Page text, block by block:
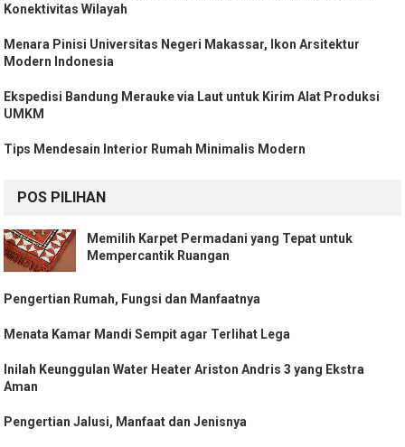
Konektivitas Wilayah
Menara Pinisi Universitas Negeri Makassar, Ikon Arsitektur
Modern Indonesia
Ekspedisi Bandung Merauke via Laut untuk Kirim Alat Produksi
UMKM
Tips Mendesain Interior Rumah Minimalis Modern
POS PILIHAN
Memilih Karpet Permadani yang Tepat untuk
Mempercantik Ruangan
Pengertian Rumah, Fungsi dan Manfaatnya
Menata Kamar Mandi Sempit agar Terlihat Lega
Inilah Keunggulan Water Heater Ariston Andris 3 yang Ekstra
Aman
Pengertian Jalusi, Manfaat dan Jenisnya